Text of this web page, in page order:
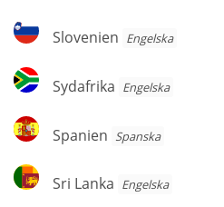
Slovenien
Slovenien Engelska
Sydafrika
Sydafrika Engelska
Spanien
Spanien Spanska
Sri
Lanka
Sri Lanka Engelska